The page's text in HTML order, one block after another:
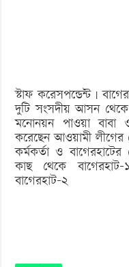
স্টাফ করেসপন্ডেন্ট |
দুটি সংসদীয় আসন থেকে
মনোনয়ন পাওয়া বাবা
করেছেন আওয়ামী লীগের
কর্মকর্তা ও
কাছ থেকে